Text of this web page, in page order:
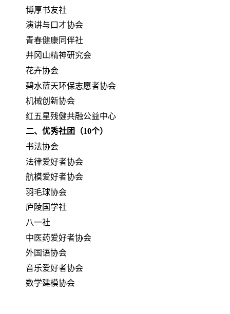
博厚书友社
演讲与口才协会
青春健康同伴社
井冈山精神研究会
花卉协会
碧水蓝天环保志愿者协会
机械创新协会
红五星残健共融公益中心
二、优秀社团（10个）
书法协会
法律爱好者协会
航模爱好者协会
羽毛球协会
庐陵国学社
八一社
中医药爱好者协会
外国语协会
音乐爱好者协会
数学建模协会